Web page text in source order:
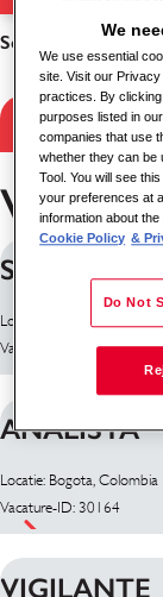
Sorteer
Locatie: Bogota, Colombia
Vacature-ID: 29518
ANALISTA
Locatie: Bogota, Colombia
Vacature-ID: 30164
VIGILANTE
We
We use essential
site. Visit our
practices. By
purposes listed in
companies that use
whether they can be
Tool. You will see
your preferences at
information about
Cookie Policy &
Do Not